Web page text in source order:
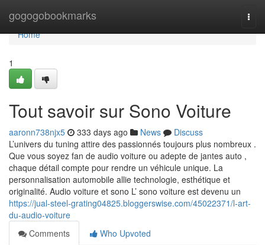
gogogobookmarks
Home
Home
1
Tout savoir sur Sono Voiture
aaronn738njx5 333 days ago News
Discuss
L’univers du tuning attire des passionnés toujours plus nombreux .
Que vous soyez fan de audio voiture ou adepte de jantes auto ,
chaque détail compte pour rendre un véhicule unique. La
personnalisation automobile allie technologie, esthétique et
originalité. Audio voiture et sono L’ sono voiture est devenu un
https://jual-steel-grating04825.bloggerswise.com/45022371/l-art-
du-audio-voiture
Comments
Who Upvoted